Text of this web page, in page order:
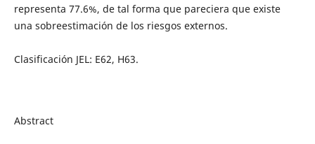
representa 77.6%, de tal forma que pareciera que existe
una sobreestimación de los riesgos externos.
Clasificación JEL: E62, H63.
Abstract